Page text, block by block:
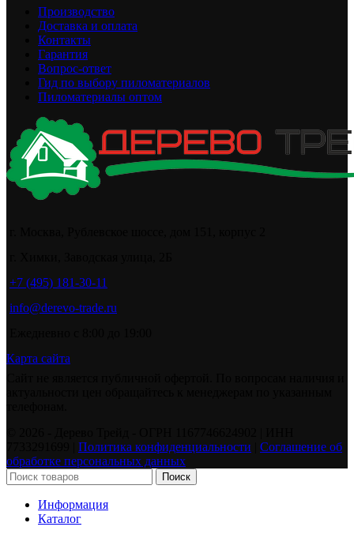
Производство
Доставка и оплата
Контакты
Гарантия
Вопрос-ответ
Гид по выбору пиломатериалов
Пиломатериалы оптом
+7 (495) 181-30-11
info@derevo-trade.ru
Карта сайта
Политика конфиденциальности
Соглашение об
обработке персональных данных
Поиск
Информация
Каталог